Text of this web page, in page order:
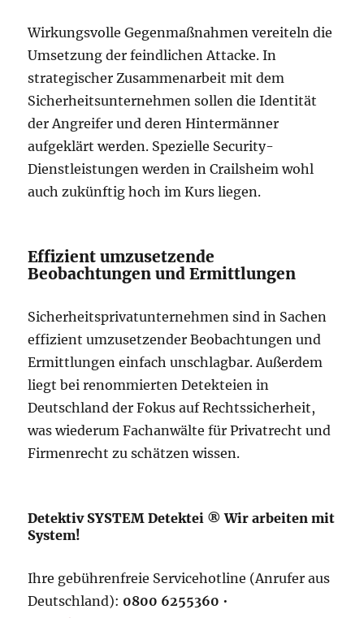
Wirkungsvolle Gegenmaßnahmen vereiteln die
Umsetzung der feindlichen Attacke. In
strategischer Zusammenarbeit mit dem
Sicherheitsunternehmen sollen die Identität
der Angreifer und deren Hintermänner
aufgeklärt werden. Spezielle Security-
Dienstleistungen werden in Crailsheim wohl
auch zukünftig hoch im Kurs liegen.
Effizient umzusetzende
Beobachtungen und Ermittlungen
Sicherheitsprivatunternehmen sind in Sachen
effizient umzusetzender Beobachtungen und
Ermittlungen einfach unschlagbar. Außerdem
liegt bei renommierten Detekteien in
Deutschland der Fokus auf Rechtssicherheit,
was wiederum Fachanwälte für Privatrecht und
Firmenrecht zu schätzen wissen.
Detektiv SYSTEM Detektei ® Wir arbeiten mit
System!
Ihre gebührenfreie Servicehotline (Anrufer aus
Deutschland): 0800 6255360 •